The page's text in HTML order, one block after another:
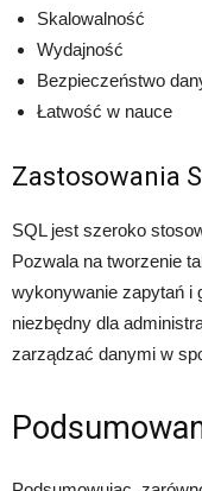
Skalowalność
Wydajność
Bezpieczeństwo
Łatwość w nauce
Zastosowania
SQL jest szeroko
Pozwala na tworzenie
wykonywanie zapytań i
niezbędny dla
zarządzać danymi w